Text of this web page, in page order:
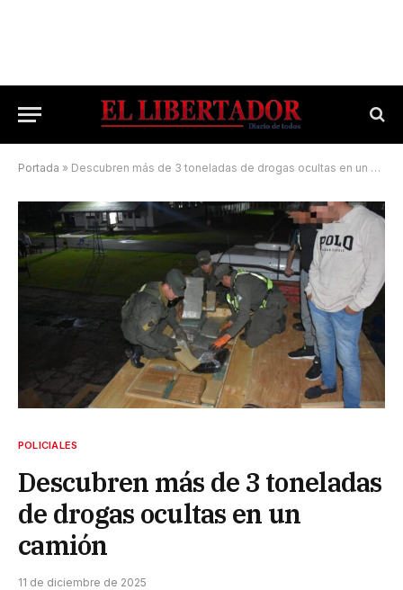
Portada » Descubren más de 3 toneladas de drogas ocultas en un camión
POLICIALES
Descubren más de 3 toneladas
de drogas ocultas en un
camión
11 de diciembre de 2025